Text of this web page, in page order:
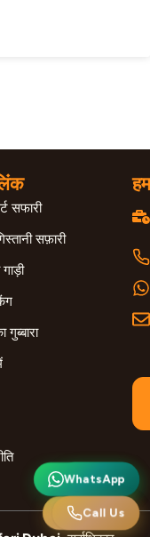
सफारी
सफ़ारी
गाड़ी
गुब्बारा
व्हाट्सएप
हमें कॉल करें
WhatsApp
Call Us